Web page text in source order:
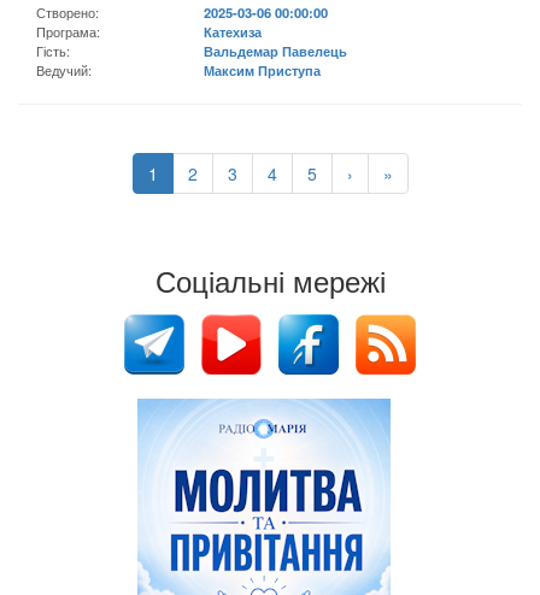
Створено:
2025-03-06 00:00:00
Програма:
Катехиза
Гість:
Вальдемар Павелець
Ведучий:
Максим Приступа
1 2 3 4 5 › »
Соціальні мережі